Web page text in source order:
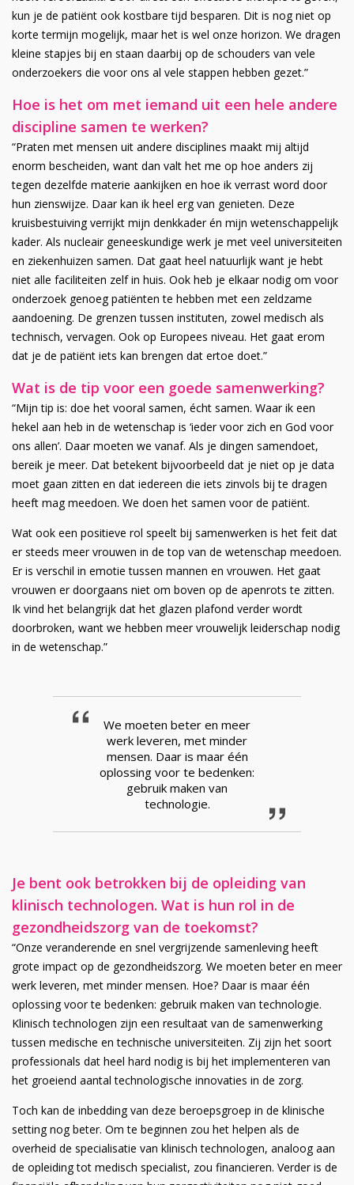
kun je de patiënt ook kostbare tijd besparen. Dit is nog niet op
korte termijn mogelijk, maar het is wel onze horizon. We dragen
kleine stapjes bij en staan daarbij op de schouders van vele
onderzoekers die voor ons al vele stappen hebben gezet.”
Hoe is het om met iemand uit een hele andere
discipline samen te werken?
“Praten met mensen uit andere disciplines maakt mij altijd
enorm bescheiden, want dan valt het me op hoe anders zij
tegen dezelfde materie aankijken en hoe ik verrast word door
hun zienswijze. Daar kan ik heel erg van genieten. Deze
kruisbestuiving verrijkt mijn denkkader én mijn wetenschappelijk
kader. Als nucleair geneeskundige werk je met veel universiteiten
en ziekenhuizen samen. Dat gaat heel natuurlijk want je hebt
niet alle faciliteiten zelf in huis. Ook heb je elkaar nodig om voor
onderzoek genoeg patiënten te hebben met een zeldzame
aandoening. De grenzen tussen instituten, zowel medisch als
technisch, vervagen. Ook op Europees niveau. Het gaat erom
dat je de patiënt iets kan brengen dat ertoe doet.”
Wat is de tip voor een goede samenwerking?
“Mijn tip is: doe het vooral samen, écht samen. Waar ik een
hekel aan heb in de wetenschap is ‘ieder voor zich en God voor
ons allen’. Daar moeten we vanaf. Als je dingen samendoet,
bereik je meer. Dat betekent bijvoorbeeld dat je niet op je data
moet gaan zitten en dat iedereen die iets zinvols bij te dragen
heeft mag meedoen. We doen het samen voor de patiënt.
Wat ook een positieve rol speelt bij samenwerken is het feit dat
er steeds meer vrouwen in de top van de wetenschap meedoen.
Er is verschil in emotie tussen mannen en vrouwen. Het gaat
vrouwen er doorgaans niet om boven op de apenrots te zitten.
Ik vind het belangrijk dat het glazen plafond verder wordt
doorbroken, want we hebben meer vrouwelijk leiderschap nodig
in de wetenschap.”
We moeten beter en meer
werk leveren, met minder
mensen. Daar is maar één
oplossing voor te bedenken:
gebruik maken van
technologie.
Je bent ook betrokken bij de opleiding van
klinisch technologen. Wat is hun rol in de
gezondheidszorg van de toekomst?
“Onze veranderende en snel vergrijzende samenleving heeft
grote impact op de gezondheidszorg. We moeten beter en meer
werk leveren, met minder mensen. Hoe? Daar is maar één
oplossing voor te bedenken: gebruik maken van technologie.
Klinisch technologen zijn een resultaat van de samenwerking
tussen medische en technische universiteiten. Zij zijn het soort
professionals dat heel hard nodig is bij het implementeren van
het groeiend aantal technologische innovaties in de zorg.
Toch kan de inbedding van deze beroepsgroep in de klinische
setting nog beter. Om te beginnen zou het helpen als de
overheid de specialisatie van klinisch technologen, analoog aan
de opleiding tot medisch specialist, zou financieren. Verder is de